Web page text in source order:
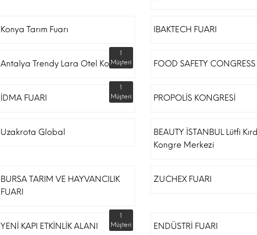
Konya Tarım Fuarı IBAKTECH FUARI
Antalya Trendy Lara Otel Kongre
1
Müşteri
FOOD SAFETY CONGRESS
İDMA FUARI
1
Müşteri
PROPOLİS KONGRESİ
Uzakrota Global
BEAUTY İSTANBUL Lütfi
Kongre Merkezi
BURSA TARIM VE HAYVANCILIK
FUARI
ZUCHEX FUARI
YENİ KAPI ETKİNLİK ALANI
1
Müşteri
ENDÜSTRİ FUARI